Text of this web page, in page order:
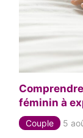
féminin à
Couple 5